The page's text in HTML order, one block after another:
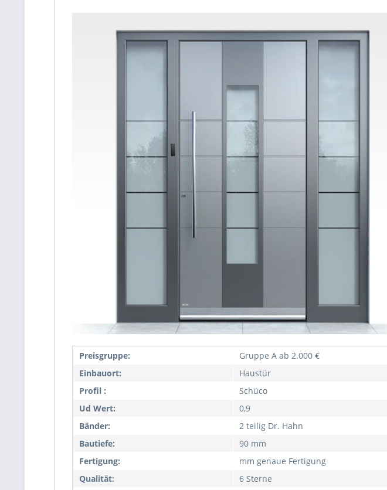
Preisgruppe:
Gruppe A ab 2.000 €
Einbauort:
Haustür
Profil :
Schüco
Ud Wert:
0,9
Bänder:
2 teilig Dr. Hahn
Bautiefe:
90 mm
Fertigung:
mm genaue Fertigung
Qualität:
6 Sterne